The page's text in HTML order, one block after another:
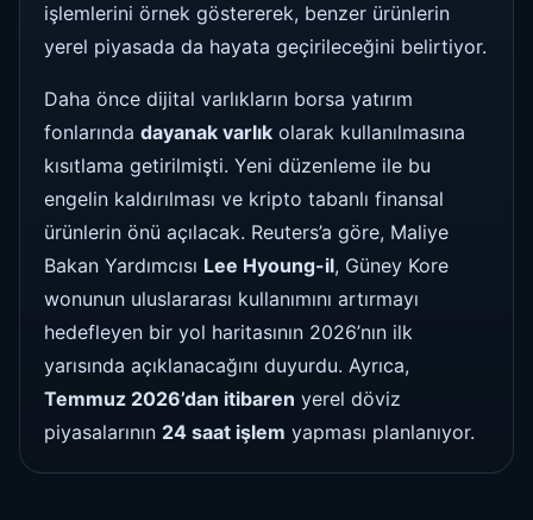
işlemlerini örnek göstererek, benzer ürünlerin
yerel piyasada da hayata geçirileceğini belirtiyor.
Daha önce dijital varlıkların borsa yatırım
fonlarında dayanak varlık olarak kullanılmasına
kısıtlama getirilmişti. Yeni düzenleme ile bu
engelin kaldırılması ve kripto tabanlı finansal
ürünlerin önü açılacak. Reuters’a göre, Maliye
Bakan Yardımcısı Lee Hyoung-il, Güney Kore
wonunun uluslararası kullanımını artırmayı
hedefleyen bir yol haritasının 2026’nın ilk
yarısında açıklanacağını duyurdu. Ayrıca,
Temmuz 2026’dan itibaren yerel döviz
piyasalarının 24 saat işlem yapması planlanıyor.